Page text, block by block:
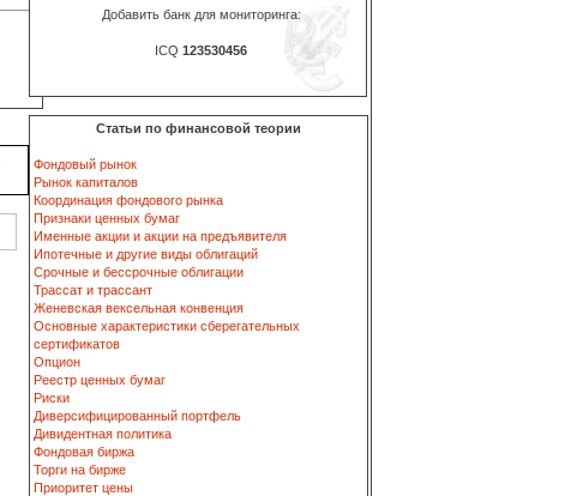
Добавить банк для мониторинга:
ICQ 123530456
Статьи по финансовой теории
Фондовый рынок
Рынок капиталов
Координация фондового рынка
Признаки ценных бумаг
Именные акции и акции на предъявителя
Ипотечные и другие виды облигаций
Срочные и бессрочные облигации
Трассат и трассант
Женевская вексельная конвенция
Основные характеристики сберегательных
сертификатов
Опцион
Реестр ценных бумаг
Риски
Диверсифицированный портфель
Дивидентная политика
Фондовая биржа
Торги на бирже
Приоритет цены